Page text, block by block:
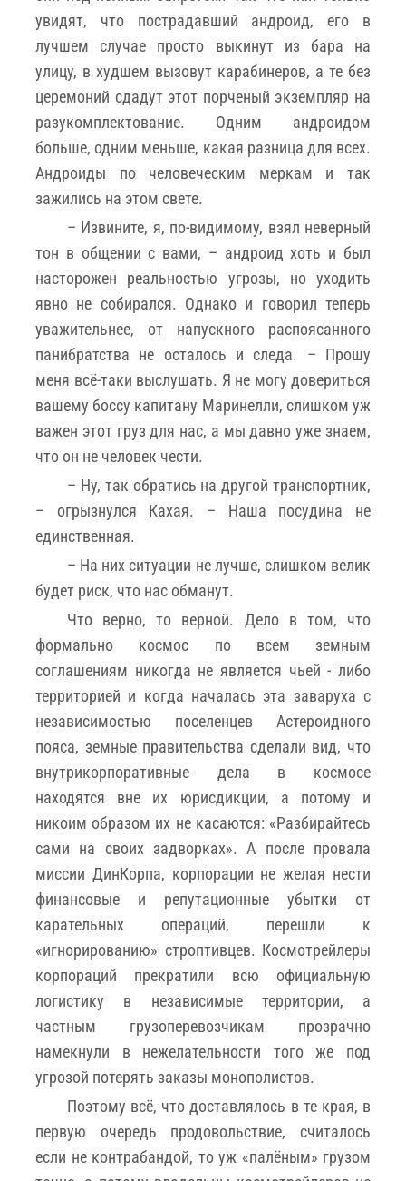
увидят, что пострадавший андроид, его в
лучшем случае просто выкинут из бара на
улицу, в худшем вызовут карабинеров, а те без
церемоний сдадут этот порченый экземпляр на
разукомплектование. Одним андроидом
больше, одним меньше, какая разница для всех.
Андроиды по человеческим меркам и так
зажились на этом свете.
– Извините, я, по-видимому, взял неверный
тон в общении с вами, – андроид хоть и был
насторожен реальностью угрозы, но уходить
явно не собирался. Однако и говорил теперь
уважительнее, от напускного распоясанного
панибратства не осталось и следа. – Прошу
меня всё-таки выслушать. Я не могу довериться
вашему боссу капитану Маринелли, слишком уж
важен этот груз для нас, а мы давно уже знаем,
что он не человек чести.
– Ну, так обратись на другой транспортник,
– огрызнулся Кахая. – Наша посудина не
единственная.
– На них ситуации не лучше, слишком велик
будет риск, что нас обманут.
Что верно, то верной. Дело в том, что
формально космос по всем земным
соглашениям никогда не является чьей - либо
территорией и когда началась эта заваруха с
независимостью поселенцев Астероидного
пояса, земные правительства сделали вид, что
внутрикорпоративные дела в космосе
находятся вне их юрисдикции, а потому и
никоим образом их не касаются: «Разбирайтесь
сами на своих задворках». А после провала
миссии ДинКорпа, корпорации не желая нести
финансовые и репутационные убытки от
карательных операций, перешли к
«игнорированию» строптивцев. Космотрейлеры
корпораций прекратили всю официальную
логистику в независимые территории, а
частным грузоперевозчикам прозрачно
намекнули в нежелательности того же под
угрозой потерять заказы монополистов.
Поэтому всё, что доставлялось в те края, в
первую очередь продовольствие, считалось
если не контрабандой, то уж «палёным» грузом